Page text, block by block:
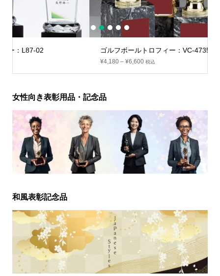
ゴルフボールトロフィー：VC-4735
1 2 3 4 5
女性向き表彰用品・記念品
和風表彰記念品